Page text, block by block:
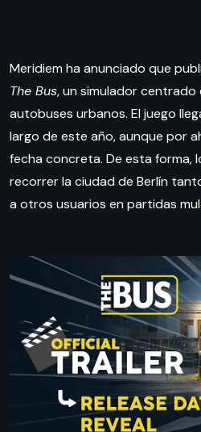
Meridiem ha anunciado que
The Bus, un simulador
autobuses urbanos. El juego
largo de este año, aunque por
fecha concreta. De esta forma,
recorrer la ciudad de Berlín
a otros usuarios en partidas